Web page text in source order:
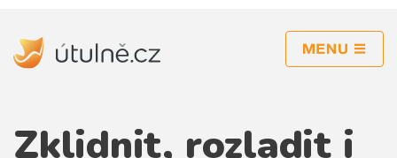
rekonstrukce
Zklidnit, rozladit i